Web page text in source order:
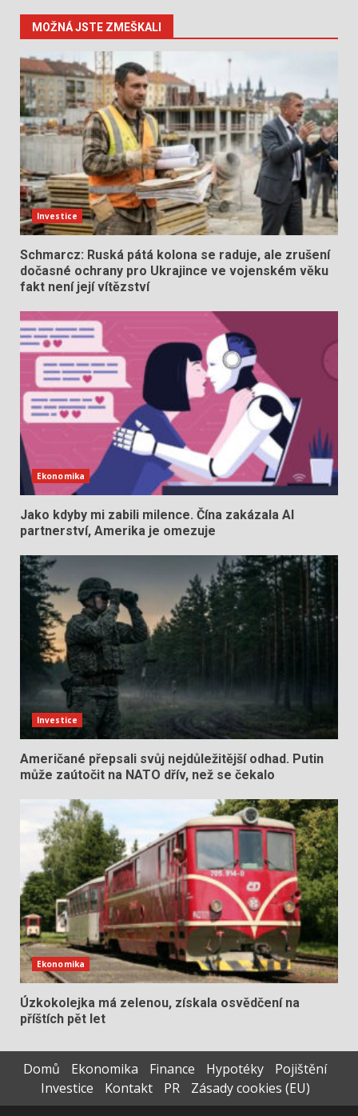
MOŽNÁ JSTE ZMEŠKALI
Investice
Schmarcz: Ruská pátá kolona se raduje, ale zrušení
dočasné ochrany pro Ukrajince ve vojenském věku
fakt není její vítězství
Ekonomika
Jako kdyby mi zabili milence. Čína zakázala AI
partnerství, Amerika je omezuje
Investice
Američané přepsali svůj nejdůležitější odhad. Putin
může zaútočit na NATO dřív, než se čekalo
Ekonomika
Úzkokolejka má zelenou, získala osvědčení na
příštích pět let
Domů Ekonomika Finance Hypotéky
Pojištění
Investice
Kontakt PR
Zásady cookies (EU)